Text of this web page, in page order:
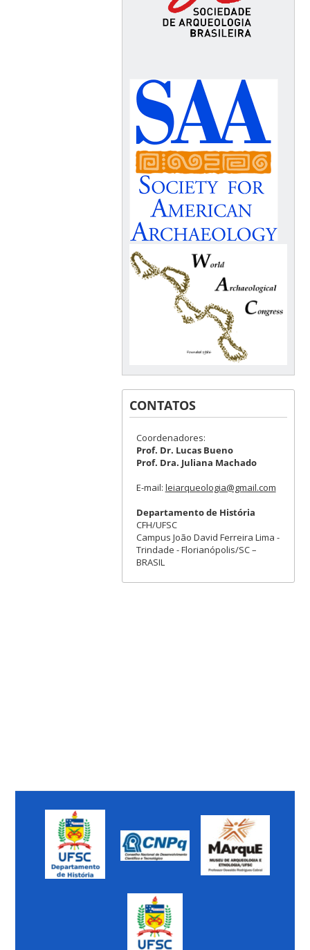
CONTATOS
Coordenadores:
Prof. Dr. Lucas Bueno
Prof. Dra. Juliana Machado
E-mail: leiarqueologia@gmail.com
Departamento de História
CFH/UFSC
Campus João David Ferreira Lima -
Trindade - Florianópolis/SC –
BRASIL